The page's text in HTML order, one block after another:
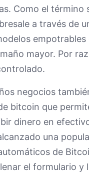
Como el
a través de
mayor. Por
negocios
bitcoin que
dinero en
una
de
el formulario y